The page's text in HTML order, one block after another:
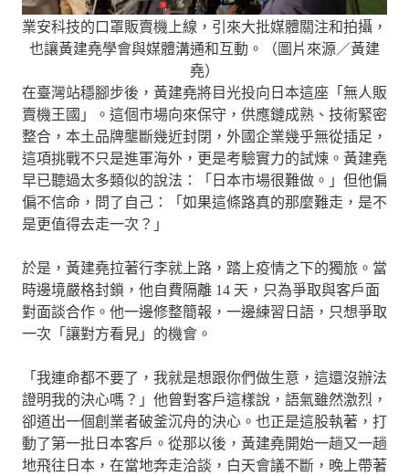
業安科技的口罩販賣機上線，引來大批媒體關注和拍攝，
也讓黃建堯學會與媒體溝通和互動。（圖片來源／黃建
堯）
在臺灣站穩腳步後，黃建堯將目光投向日本這座「無人販
賣機王國」。這個市場向來保守，供應鏈成熟、技術緊密
整合，本土品牌壟斷幾近封閉，外國企業幾乎無從插足，
這項挑戰不只是進軍海外，更是考驗實力的試煉。黃建堯
早已聽過太多類似的說法：「日本市場很難做。」但他偏
偏不信命，問了自己：「如果這條路真的那麼難走，是不
是更值得去走一次？」
於是，黃建堯拉著行李就上路，踏上疫情之下的獨旅。當
時邊境嚴格封鎖，他自費隔離 14 天，只為爭取與客戶面
對面談合作。他一邊修整簡報，一邊練習日語，只想爭取
一次「讓對方看見」的機會。
「我連命都不要了，我就是想跟你們做生意，這還沒辦法
證明我的決心嗎？」他曾對客戶這樣說，語氣雖然激烈，
卻道出一個創業者破釜沉舟的決心。也正是這股執著，打
動了第一批日本客戶。從那以後，黃建堯開始一趟又一趟
地飛往日本，在當地奔走洽談，白天會議不斷，晚上帶著